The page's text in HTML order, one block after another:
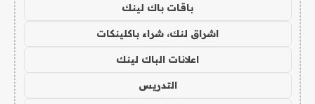
باقات باك لينك
اشراق لنك، شراء باكلينكات
اعلانات الباك لينك
التدريس